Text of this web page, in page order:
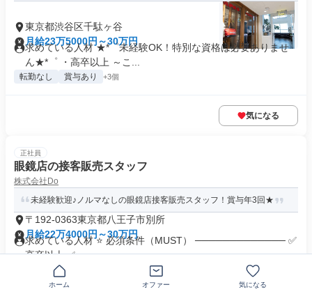
東京都渋谷区千駄ヶ谷
月給23万5000円～30万円
求めている人材 ★*゜未経験OK！特別な資格は必要ありませ
ん★*゜ ・高卒以上 ～こ...
転勤なし 賞与あり +3個
気になる
正社員
眼鏡店の接客販売スタッフ
株式会社Do
未経験歓迎♪ノルマなしの眼鏡店接客販売スタッフ！賞与年3回★
〒192-0363東京都八王子市別所
月給22万4000円～30万円
求めている人材 ⭐ 必須条件（MUST） ───────────── ✅
高卒以上 ✅...
業界未経験歓迎
ホーム オファー 気になる